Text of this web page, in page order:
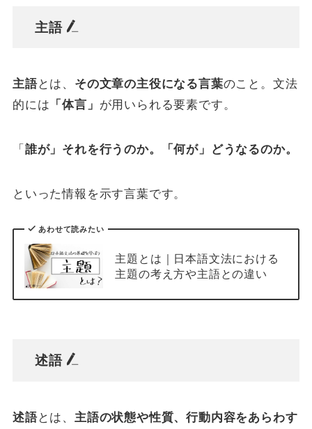
主語
主語とは、 その文章の主役になる言葉のこと。文法
的には 「体言」 が用いられる要素です。
「 誰が」それを行うのか。「何が」どうなるのか。
といった情報を示す言葉です。
あわせて読みたい
主題とは｜日本語文法における
主題の考え方や主語との違い
述語
述語とは、 主語の状態や性質、行動内容をあらわす